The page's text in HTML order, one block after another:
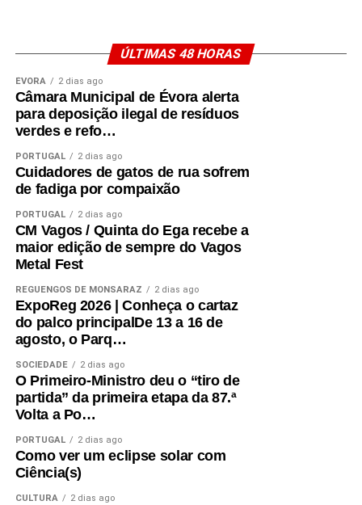
ÚLTIMAS 48 HORAS
ÉVORA 2 dias ago
Câmara Municipal de Évora alerta
para deposição ilegal de resíduos
verdes e refo…
PORTUGAL 2 dias ago
Cuidadores de gatos de rua sofrem
de fadiga por compaixão
PORTUGAL 2 dias ago
CM Vagos / Quinta do Ega recebe a
maior edição de sempre do Vagos
Metal Fest
REGUENGOS DE MONSARAZ 2 dias ago
ExpoReg 2026 | Conheça o cartaz
do palco principalDe 13 a 16 de
agosto, o Parq…
SOCIEDADE 2 dias ago
O Primeiro-Ministro deu o “tiro de
partida” da primeira etapa da 87.ª
Volta a Po…
PORTUGAL 2 dias ago
Como ver um eclipse solar com
Ciência(s)
CULTURA 2 dias ago